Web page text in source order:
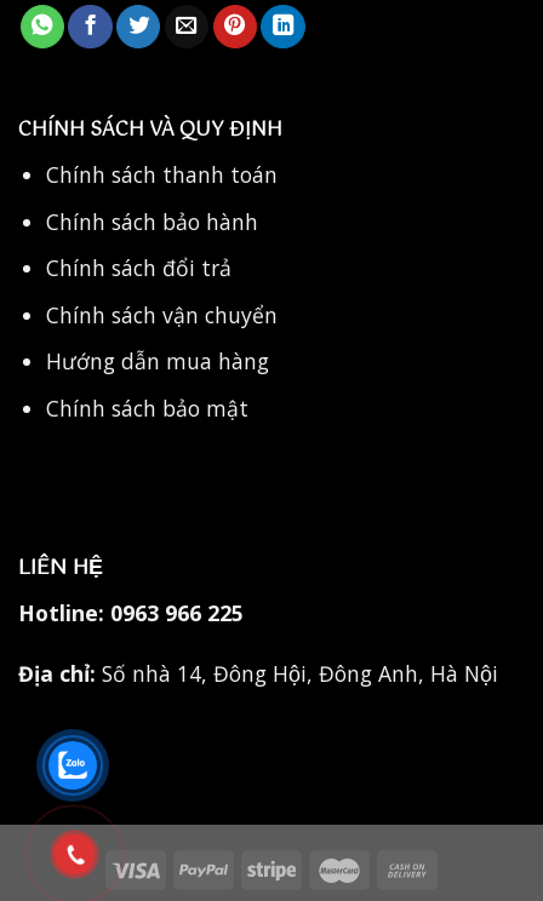
CHÍNH SÁCH VÀ QUY ĐỊNH
Chính sách thanh toán
Chính sách bảo hành
Chính sách đổi trả
Chính sách vận chuyển
Hướng dẫn mua hàng
Chính sách bảo mật
LIÊN HỆ
Hotline: 0963 966 225
Địa chỉ: Số nhà 14, Đông Hội, Đông Anh, Hà Nội